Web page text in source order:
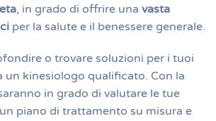
, in grado di offrire una vasta
per la salute e il benessere generale.
o trovare soluzioni per i tuoi
un kinesiologo qualificato. Con la
in grado di valutare le tue
piano di trattamento su misura e